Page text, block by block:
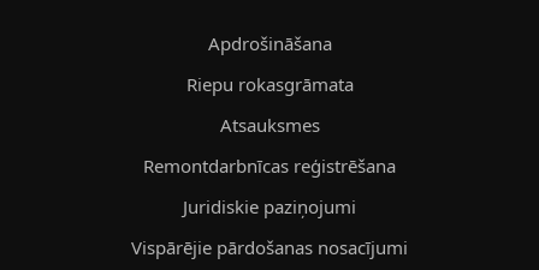
Apdrošināšana
Riepu rokasgrāmata
Atsauksmes
Remontdarbnīcas reģistrēšana
Juridiskie paziņojumi
Vispārējie pārdošanas nosacījumi